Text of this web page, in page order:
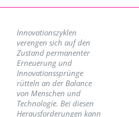
Innovationszyklen
verengen sich auf den
Zustand permanenter
Erneuerung und
Innovationssprünge
rütteln an der Balance
von Menschen und
Technologie. Bei diesen
Herausforderungen kann